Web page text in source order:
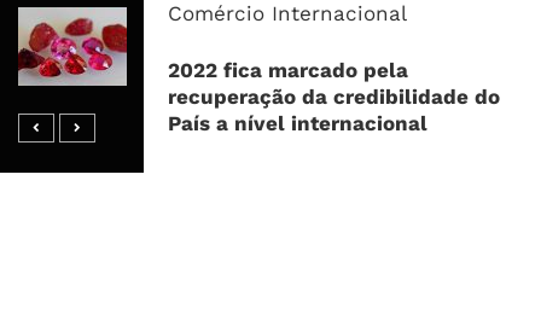
Comércio Internacional
2022 fica marcado pela
recuperação da credibilidade do
País a nível internacional
Moçambique Leva Leilão
do País e Procura Reter Mais Valor